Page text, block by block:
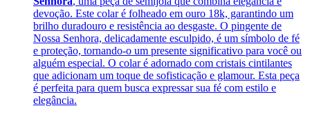
devoção. Este colar é folheado em ouro 18k, garantindo um
brilho duradouro e resistência ao desgaste. O pingente de
Nossa Senhora, delicadamente esculpido, é um símbolo de fé
e proteção, tornando-o um presente significativo para você ou
alguém especial. O colar é adornado com cristais cintilantes
que adicionam um toque de sofisticação e glamour. Esta peça
é perfeita para quem busca expressar sua fé com estilo e
elegância.